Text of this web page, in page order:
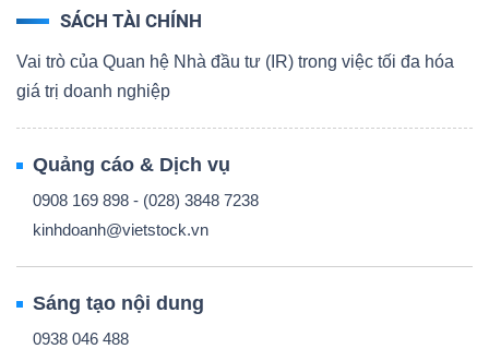
SÁCH TÀI CHÍNH
Vai trò của Quan hệ Nhà đầu tư (IR) trong việc tối đa hóa
giá trị doanh nghiệp
Quảng cáo & Dịch vụ
0908 169 898 - (028) 3848 7238
kinhdoanh@vietstock.vn
Sáng tạo nội dung
0938 046 488